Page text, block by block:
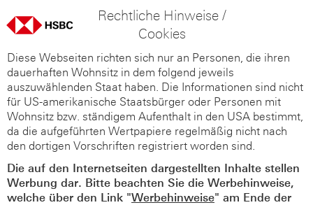
Rechtliche Hinweise /
Cookies
Diese Webseiten richten sich nur an Personen, die ihren
dauerhaften Wohnsitz in dem folgend jeweils
auszuwählenden Staat haben. Die Informationen sind nicht
für US-amerikanische Staatsbürger oder Personen mit
Wohnsitz bzw. ständigem Aufenthalt in den USA bestimmt,
da die aufgeführten Wertpapiere regelmäßig nicht nach
den dortigen Vorschriften registriert worden sind.
Die auf den Internetseiten dargestellten Inhalte stellen
Werbung dar. Bitte beachten Sie die Werbehinweise,
welche über den Link "Werbehinweise" am Ende der